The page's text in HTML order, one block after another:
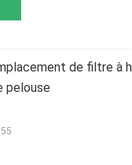
de filtre à
pelouse